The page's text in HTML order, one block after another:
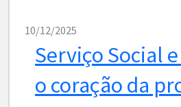
10/12/2025
Serviço Social
o coração da